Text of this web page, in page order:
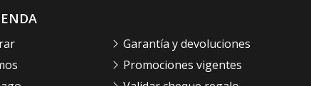
Garantía y devoluciones
Promociones vigentes